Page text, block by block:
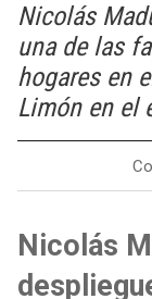
Nicolás
una de las
hogares en
Limón en el
Nicolás